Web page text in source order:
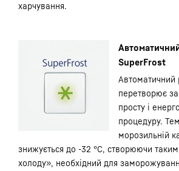
харчування.
SuperFrost
перетворює
просту і
процедуру.
морозильній
знижується до -32 °С, створюючи
холоду», необхідний для